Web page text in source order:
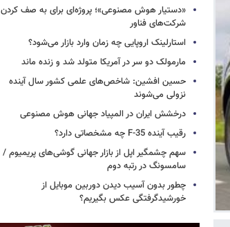
«دستیار هوش مصنوعی»؛ پروژه‌ای برای به صف کردن
شرکت‌های فناور
استارلینک اروپایی چه زمان وارد بازار می‌شود؟
مارمولک دو سر در آمریکا متولد شد و زنده ماند
حسین افشین: شاخص‌های علمی کشور سال آینده
نزولی می‌شوند
درخشش ایران در المپیاد جهانی هوش مصنوعی
رقیب آینده F-35 چه مشخصاتی دارد؟
سهم چشمگیر اپل از بازار جهانی گوشی‌های پریمیوم /
سامسونگ در رتبه دوم
چطور بدون آسیب دیدن دوربین موبایل از
خورشیدگرفتگی عکس بگیریم؟